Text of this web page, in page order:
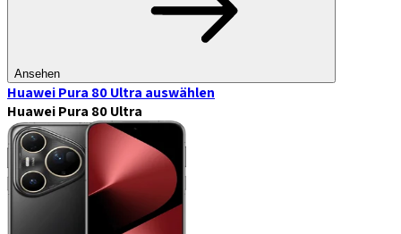
Ansehen
Huawei Pura 80 Ultra auswählen
Huawei Pura 80 Ultra